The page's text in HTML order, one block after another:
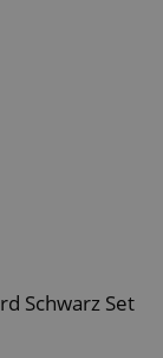
Schwarz Set